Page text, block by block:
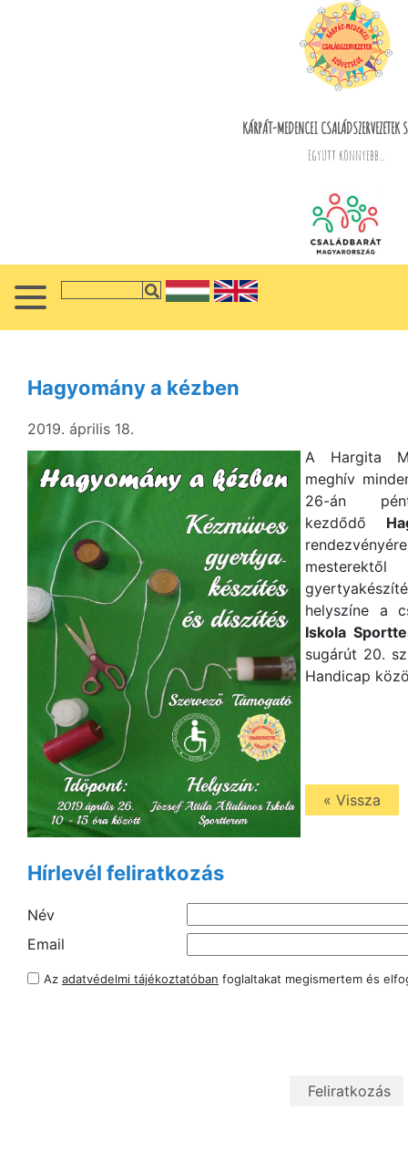
KÁRPÁT-MEDENCEI CSALÁDSZERVEZETEK
Együtt könnyebb...
Hagyomány a kézben
2019. április 18.
A Hargita
meghív
26-án
kezdődő
helyszíne a
Iskola
sugárút 20.
Handicap
« Vissza
Hírlevél feliratkozás
Név
Email
Az adatvédelmi tájékoztatóban foglaltakat megismertem és